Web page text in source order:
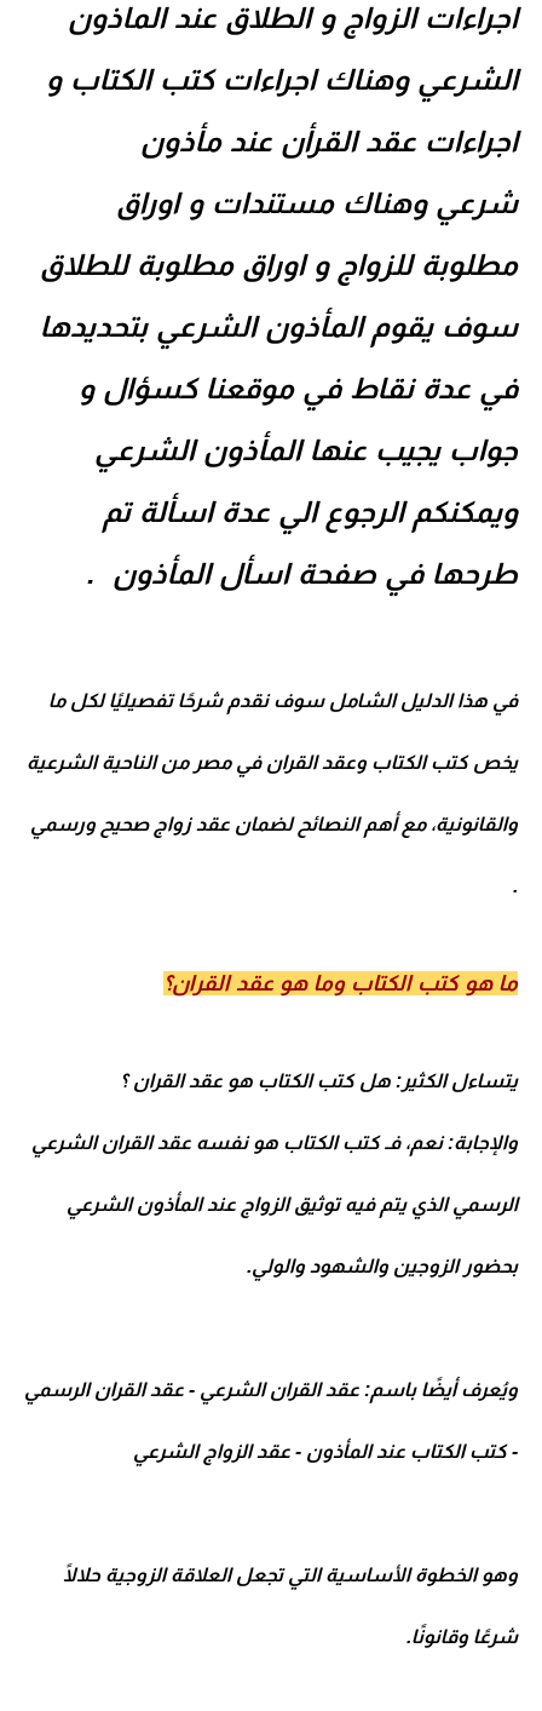
اجراءات الزواج و الطلاق عند الماذون
الشرعي وهناكاجراءات كتب الكتاب و
اجراءات عقد القرأن عندمأذون
شرعي وهناك مستندات و اوراق
مطلوبة للزواج و اوراق مطلوبة للطلاق
سوف يقوم المأذون الشرعي بتحديدها
في عدة نقاط في موقعنا كسؤال و
جواب يجيب عنها المأذون الشرعي
ويمكنكم الرجوع الي عدة اسألة تم
طرحها في صفحةاسأل المأذون .
في هذا الدليل الشامل سوف نقدم شرحًا تفصيليًا لكل ما
يخص كتب الكتاب وعقد القران في مصر من الناحية الشرعية
والقانونية، مع أهم النصائح لضمان عقد زواج صحيح ورسمي
.
ما هو كتب الكتاب وما هو عقد القران؟
يتساءل الكثير: هل كتب الكتاب هو عقد القران ؟
والإجابة: نعم، فـ كتب الكتاب هو نفسه عقد القران الشرعي
الرسمي الذي يتم فيه توثيق الزواج عند المأذون الشرعي
بحضور الزوجين والشهود والولي.
ويُعرف أيضًا باسم: عقد القران الشرعي - عقد القران الرسمي
- كتب الكتاب عند المأذون - عقد الزواج الشرعي
وهو الخطوة الأساسية التي تجعل العلاقة الزوجية حلالًا
شرعًا وقانونًا.